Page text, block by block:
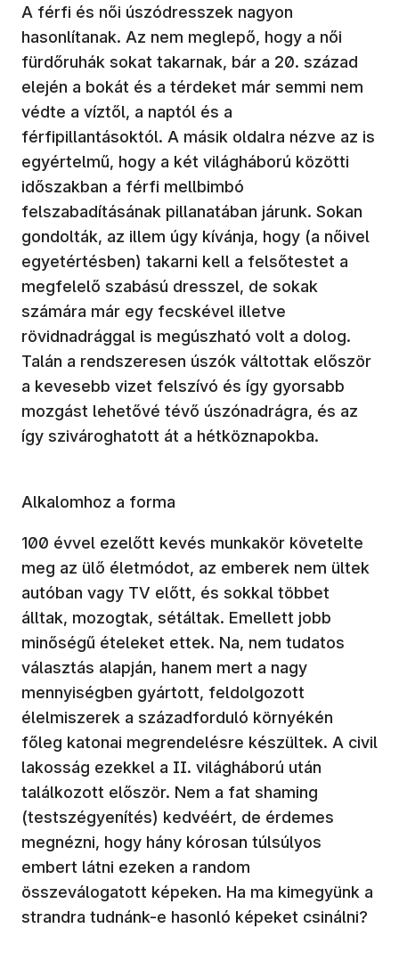
A férfi és női úszódresszek nagyon
hasonlítanak. Az nem meglepő, hogy a női
fürdőruhák sokat takarnak, bár a 20. század
elején a bokát és a térdeket már semmi nem
védte a víztől, a naptól és a
férfipillantásoktól. A másik oldalra nézve az is
egyértelmű, hogy a két világháború közötti
időszakban a férfi mellbimbó
felszabadításának pillanatában járunk. Sokan
gondolták, az illem úgy kívánja, hogy (a nőivel
egyetértésben) takarni kell a felsőtestet a
megfelelő szabású dresszel, de sokak
számára már egy fecskével illetve
rövidnadrággal is megúszható volt a dolog.
Talán a rendszeresen úszók váltottak először
a kevesebb vizet felszívó és így gyorsabb
mozgást lehetővé tévő úszónadrágra, és az
így szivároghatott át a hétköznapokba.
Alkalomhoz a forma
100 évvel ezelőtt kevés munkakör követelte
meg az ülő életmódot, az emberek nem ültek
autóban vagy TV előtt, és sokkal többet
álltak, mozogtak, sétáltak. Emellett jobb
minőségű ételeket ettek. Na, nem tudatos
választás alapján, hanem mert a nagy
mennyiségben gyártott, feldolgozott
élelmiszerek a századforduló környékén
főleg katonai megrendelésre készültek. A civil
lakosság ezekkel a II. világháború után
találkozott először. Nem a fat shaming
(testszégyenítés) kedvéért, de érdemes
megnézni, hogy hány kórosan túlsúlyos
embert látni ezeken a random
összeválogatott képeken. Ha ma kimegyünk a
strandra tudnánk-e hasonló képeket csinálni?